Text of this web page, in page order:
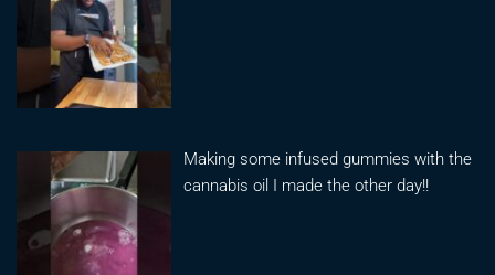
Making some infused gummies with the
cannabis oil I made the other day!!